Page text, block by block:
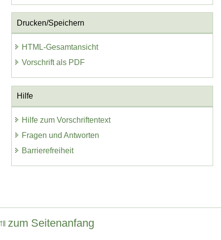
Drucken/Speichern
HTML-Gesamtansicht
Vorschrift als PDF
Hilfe
Hilfe zum Vorschriftentext
Fragen und Antworten
Barrierefreiheit
zum Seitenanfang